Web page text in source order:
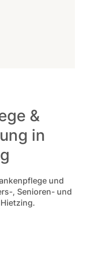
&
in
und
, Senioren- und